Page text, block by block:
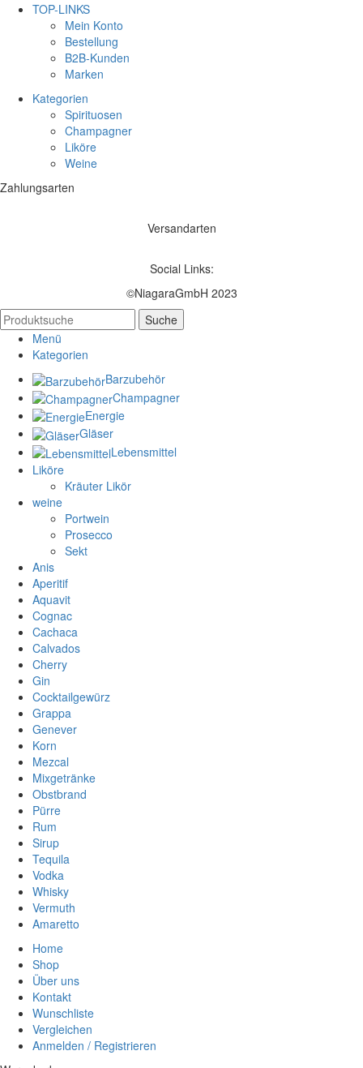
TOP-LINKS
Mein Konto
Bestellung
B2B-Kunden
Marken
Kategorien
Spirituosen
Champagner
Liköre
Weine
Zahlungsarten
Versandarten
Social Links:
©NiagaraGmbH 2023
Suche
Menü
Kategorien
Barzubehör
Champagner
Energie
Gläser
Lebensmittel
Liköre
Kräuter Likör
weine
Portwein
Prosecco
Sekt
Anis
Aperitif
Aquavit
Cognac
Cachaca
Calvados
Cherry
Gin
Cocktailgewürz
Grappa
Genever
Korn
Mezcal
Mixgetränke
Obstbrand
Pürre
Rum
Sirup
Tequila
Vodka
Whisky
Vermuth
Amaretto
Home
Shop
Über uns
Kontakt
Wunschliste
Vergleichen
Anmelden / Registrieren